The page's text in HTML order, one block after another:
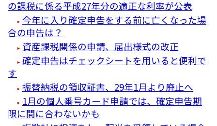
の課税に係る平成27年分の適正な利率が公表
今年に入り確定申告をする前に亡くなった場
合の申告は？
資産課税関係の申請、届出様式の改正
確定申告はチェックシートを用いると便利で
す
振替納税の領収証書、29年1月より廃止へ
1月の個人番号カード申請では、確定申告期
限に間に合わないかも